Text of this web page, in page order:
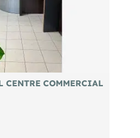
CENTRE COMMERCIAL